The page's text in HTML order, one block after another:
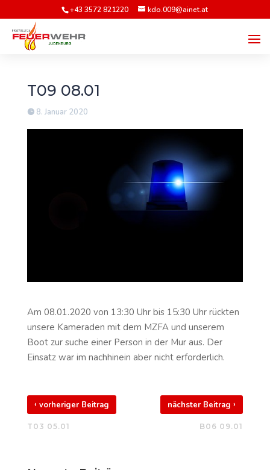
+43 3572 821220 kdo.009@ainet.at
T09 08.01
8. Januar 2020
Am 08.01.2020 von 13:30 Uhr bis 15:30 Uhr rückten
unsere Kameraden mit dem MZFA und unserem
Boot zur suche einer Person in der Mur aus. Der
Einsatz war im nachhinein aber nicht erforderlich.
‹ vorheriger Beitrag
T03 05.01
nächster Beitrag›
B06 09.01